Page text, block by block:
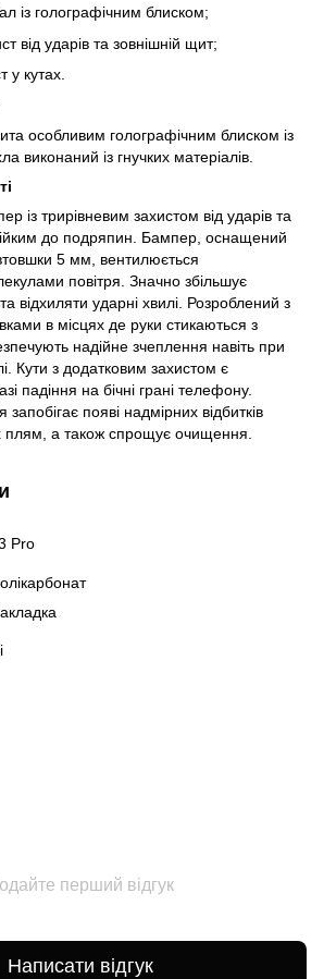
із голографічним блиском;
від ударів та зовнішній щит;
у кутах.
особливим голографічним блиском із
виконаний із гнучких матеріалів.
із трирівневим захистом від ударів та
до подряпин. Бампер, оснащений
5 мм, вентилюється
повітря. Значно збільшує
відхиляти ударні хвилі. Розроблений з
в місцях де руки стикаються з
надійне зчеплення навіть при
Кути з додатковим захистом є
падіння на бічні грані телефону.
появі надмірних відбитків
плям, а також спрощує очищення.
Pro
перший відгук
Написати відгук